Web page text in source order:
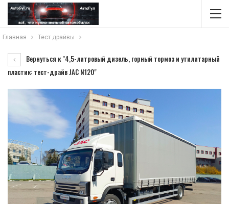
Главная Тест драйвы
Вернуться к "4,5-литровый дизель, горный тормоз и утилитарный
пластик: тест-драйв JAC N120"